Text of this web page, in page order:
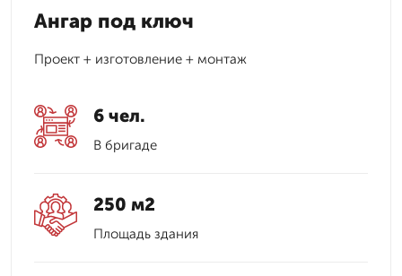
Ангар под ключ
Проект + изготовление + монтаж
6 чел.
В бригаде
250 м2
Площадь здания